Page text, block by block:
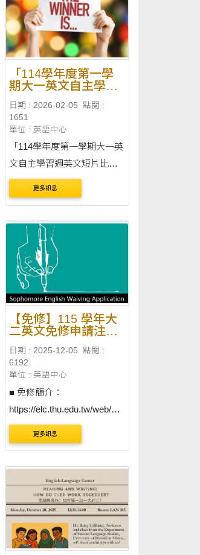
文」或「大一英文：語文與
溝通」上、下學期....
「114學年度第一學
期大一英文自主學習
得獎名單
日期 : 2026-02-05
點閱 :
1651
單位 : 英語中心
「114學年度第一學期大一英
文自主學習週英文短片比
賽」 - 得獎名單
更多訊息
【免修】115 學年大
二英文免修申請注意
日期 : 2025-12-05
點閱 :
6192
單位 : 英語中心
■ 免修簡介：
https://elc.thu.edu.tw/web/pa
ge/page.php?
scid=31&sid=55 ■ 開放申
上午 8:00 至 2026 年 6 月
17 日（三）下午 5:00 止 ■
適用對象：114 學年入學之
大....
更多訊息